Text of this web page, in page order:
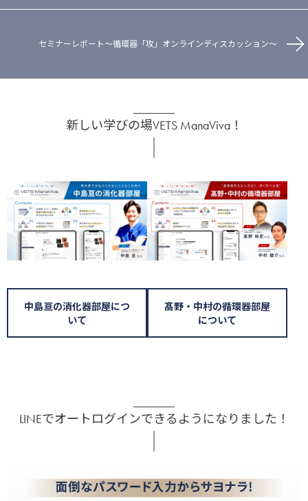
セミナーレポート～循環器「攻」オンラインディスカッション～
新しい学びの場VETS ManaViva！
中島亘の消化器部屋につ
いて
髙野・中村の循環器部屋
について
LINEでオートログインできるようになりました！